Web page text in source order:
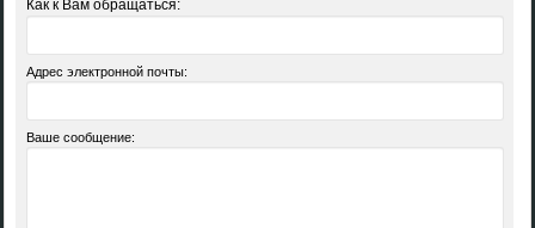
Как к Вам обращаться:
Адрес электронной почты:
Ваше сообщение: